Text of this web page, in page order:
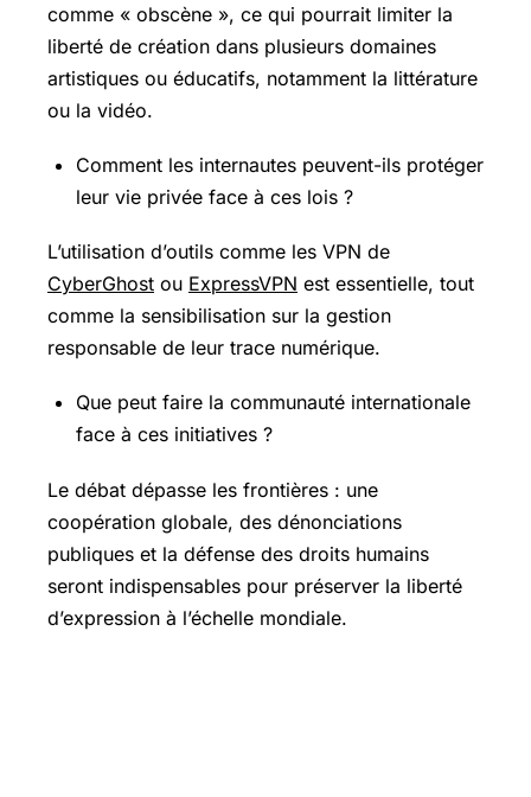
comme « obscène », ce qui pourrait limiter la
liberté de création dans plusieurs domaines
artistiques ou éducatifs, notamment la littérature
ou la vidéo.
Comment les internautes peuvent-ils protéger
leur vie privée face à ces lois ?
L’utilisation d’outils comme les VPN de
CyberGhost ou ExpressVPN est essentielle, tout
comme la sensibilisation sur la gestion
responsable de leur trace numérique.
Que peut faire la communauté internationale
face à ces initiatives ?
Le débat dépasse les frontières : une
coopération globale, des dénonciations
publiques et la défense des droits humains
seront indispensables pour préserver la liberté
d’expression à l’échelle mondiale.